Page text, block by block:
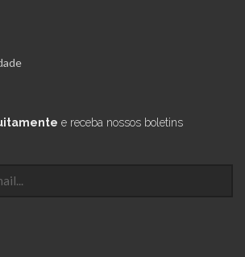
e receba nossos boletins